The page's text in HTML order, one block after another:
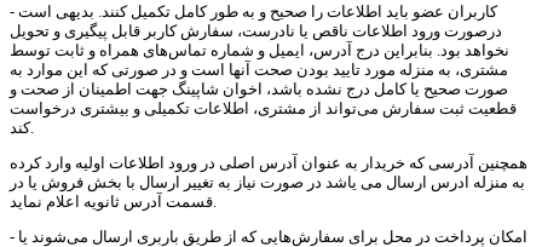
- کاربران عضو باید اطلاعات را صحیح و به طور کامل تکمیل کنند. بدیهی است
درصورت ورود اطلاعات ناقص یا نادرست، سفارش کاربر قابل پیگیری و تحویل
نخواهد بود. بنابراین درج آدرس، ایمیل و شماره تماس‌های همراه و ثابت توسط
مشتری، به منزله مورد تایید بودن صحت آنها است و در صورتی که این موارد به
صورت صحیح یا کامل درج نشده باشد، اخوان شاپینگ جهت اطمینان از صحت و
قطعیت ثبت سفارش می‌تواند از مشتری، اطلاعات تکمیلی و بیشتری درخواست
کند.
همچنین آدرسی که خریدار به عنوان آدرس اصلی در ورود اطلاعات اولیه وارد کرده
به منزله ادرس ارسال می یاشد در صورت نیاز به تغییر ارسال با بخش فروش یا در
- امکان پرداخت در محل برای سفارش‌هایی که از طریق باربری ارسال می‌شوند یا